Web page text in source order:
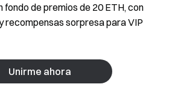
fondo de premios de 20 ETH, con
recompensas sorpresa para VIP
Unirme ahora